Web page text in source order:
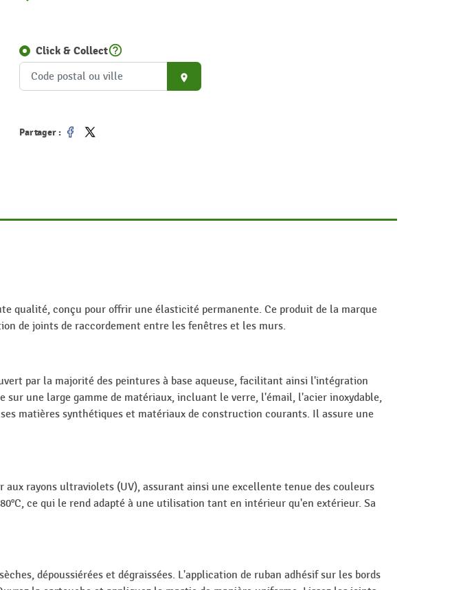
Click & Collecthelp_outline
place
Partager :
qualité, conçu pour offrir une élasticité permanente. Ce produit de la marque
de joints de raccordement entre les fenêtres et les murs.
par la majorité des peintures à base aqueuse, facilitant ainsi l'intégration
une large gamme de matériaux, incluant le verre, l'émail, l'acier inoxydable,
matières synthétiques et matériaux de construction courants. Il assure une
aux rayons ultraviolets (UV), assurant ainsi une excellente tenue des couleurs
ce qui le rend adapté à une utilisation tant en intérieur qu'en extérieur. Sa
dépoussiérées et dégraissées. L'application de ruban adhésif sur les bords